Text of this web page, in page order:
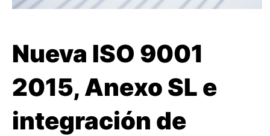
Buscar Enviar
Nueva ISO 9001
2015, Anexo SL e
integración de